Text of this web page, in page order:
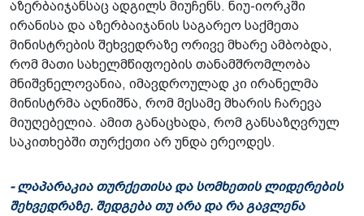
აზერბაიჯანსაც ადგილს მიუჩენს. ნიუ-იორკში
ირანისა და აზერბაიჯანის საგარეო საქმეთა
მინისტრების შეხვედრაზე ორივე მხარე ამბობდა,
რომ მათი სახელმწიფოების თანამშრომლობა
მნიშვნელოვანია, იმავდროულად კი ირანელმა
მინისტრმა აღნიშნა, რომ მესამე მხარის ჩარევა
მიუღებელია. ამით განაცხადა, რომ განსაზღვრულ
საკითხებში თურქეთი არ უნდა ერეოდეს.
- ლაპარაკია თურქეთისა და სომხეთის ლიდერების
შეხვედრაზე. შედგება თუ არა და რა გავლენა